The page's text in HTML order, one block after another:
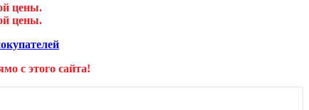
цены.
цены.
с этого сайта!